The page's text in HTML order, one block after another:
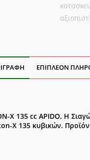
ΕΠΙΠΛΈΟΝ
X 135 cc APIDO. Η
X 135 κυβικών.